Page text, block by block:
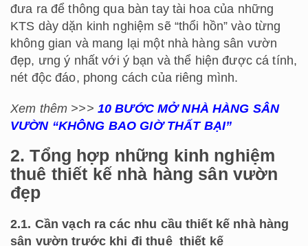
đưa ra để thông qua bàn tay tài hoa của những
KTS dày dặn kinh nghiệm sẽ “thổi hồn” vào từng
không gian và mang lại một nhà hàng sân vườn
đẹp, ưng ý nhất với ý bạn và thể hiện được cá tính,
nét độc đáo, phong cách của riêng mình.
Xem thêm >>> 10 BƯỚC MỞ NHÀ HÀNG SÂN
VƯỜN “KHÔNG BAO GIỜ THẤT BẠI”
2. Tổng hợp những kinh nghiệm
thuê thiết kế nhà hàng sân vườn
đẹp
2.1. Cần vạch ra các nhu cầu thiết kế nhà hàng
sân vườn trước khi đi thuê thiết kế